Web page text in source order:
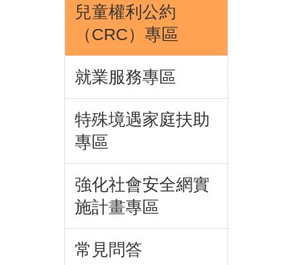
兒童權利公約
（CRC）專區
就業服務專區
特殊境遇家庭扶助
專區
強化社會安全網實
施計畫專區
常見問答